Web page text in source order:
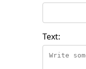
Text: